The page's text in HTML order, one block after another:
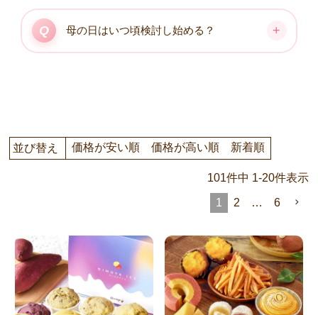
母の日はいつ頃検討し始める？
並び替え 価格が安い順 価格が高い順 新着順
101件中 1-20件表示
1 2 … 6